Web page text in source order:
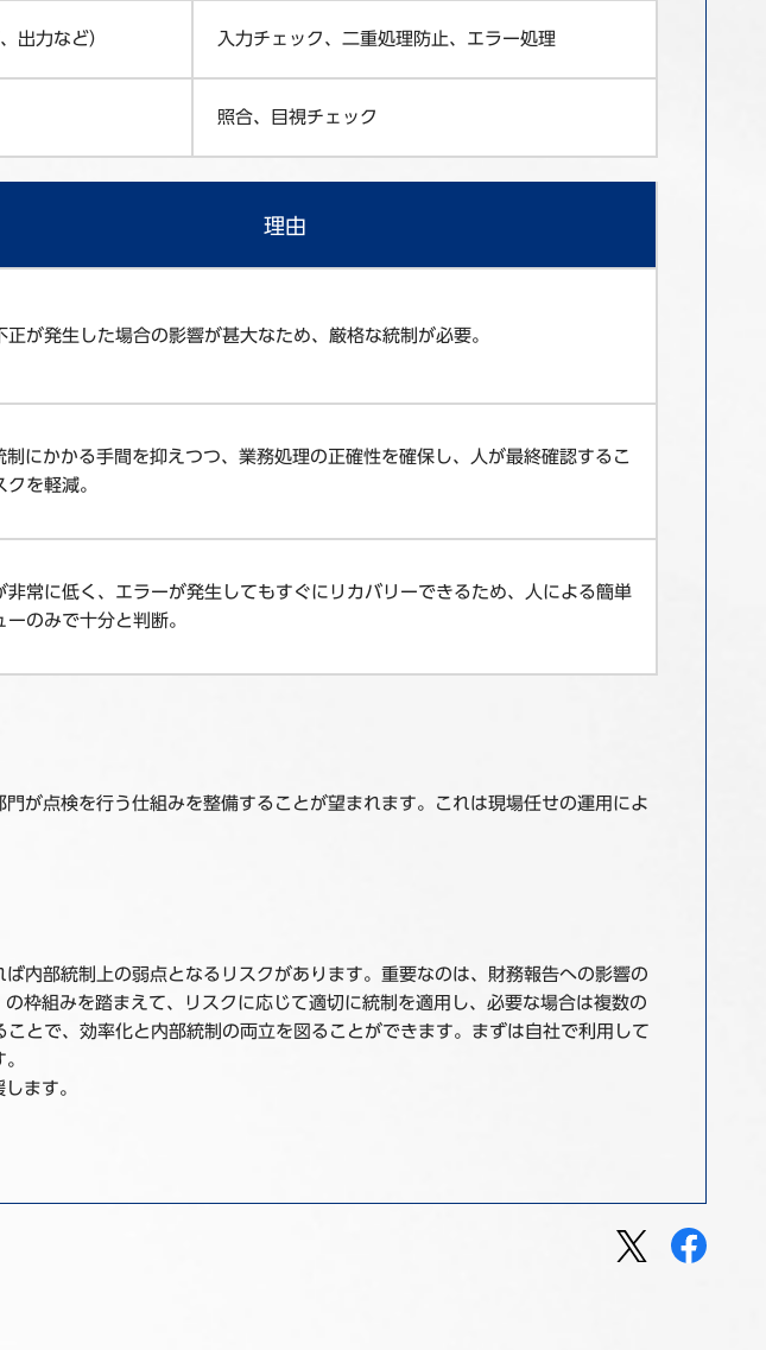
出力など） 入力チェック、二重処理防止、エラー処理
照合、目視チェック
理由
正が発生した場合の影響が甚大なため、厳格な統制が必要。
制にかかる手間を抑えつつ、業務処理の正確性を確保し、人が最終確認するこ
クを軽減。
非常に低く、エラーが発生してもすぐにリカバリーできるため、人による簡単
ーのみで十分と判断。
が点検を行う仕組みを整備することが望まれます。これは現場任せの運用によ
内部統制上の弱点となるリスクがあります。重要なのは、財務報告への影響の
枠組みを踏まえて、リスクに応じて適切に統制を適用し、必要な場合は複数の
とで、効率化と内部統制の両立を図ることができます。まずは自社で利用して
ます。